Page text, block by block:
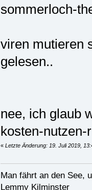
sommerloch-
viren mutieren
gelesen..
nee, ich glaub
kosten-nutzen-
« Letzte Änderung: 19. Juli 2019,
Man fährt an den See,
Lemmy Kilminster